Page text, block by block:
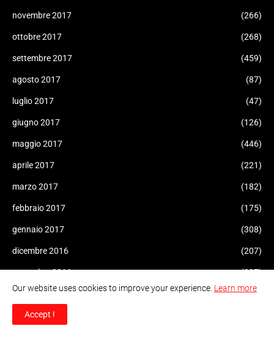
novembre 2017 (266)
ottobre 2017 (268)
settembre 2017 (459)
agosto 2017 (87)
luglio 2017 (47)
giugno 2017 (126)
maggio 2017 (446)
aprile 2017 (221)
marzo 2017 (182)
febbraio 2017 (175)
gennaio 2017 (308)
dicembre 2016 (207)
novembre 2016 (227)
ottobre 2016 (165)
settembre 2016
Our website uses cookies to improve your experience. Learn more
Accept !